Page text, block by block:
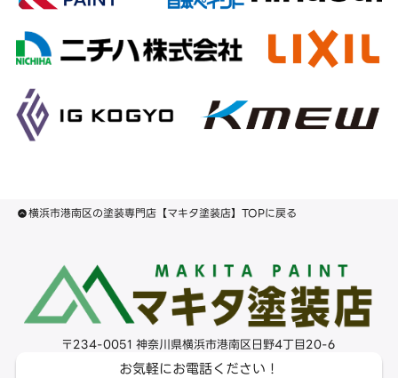
横浜市港南区の塗装専門店【マキタ塗装店】TOPに戻る
〒234-0051 神奈川県横浜市港南区日野4丁目20-6
お気軽にお電話ください！